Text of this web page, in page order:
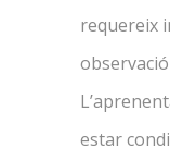
requereix
estar